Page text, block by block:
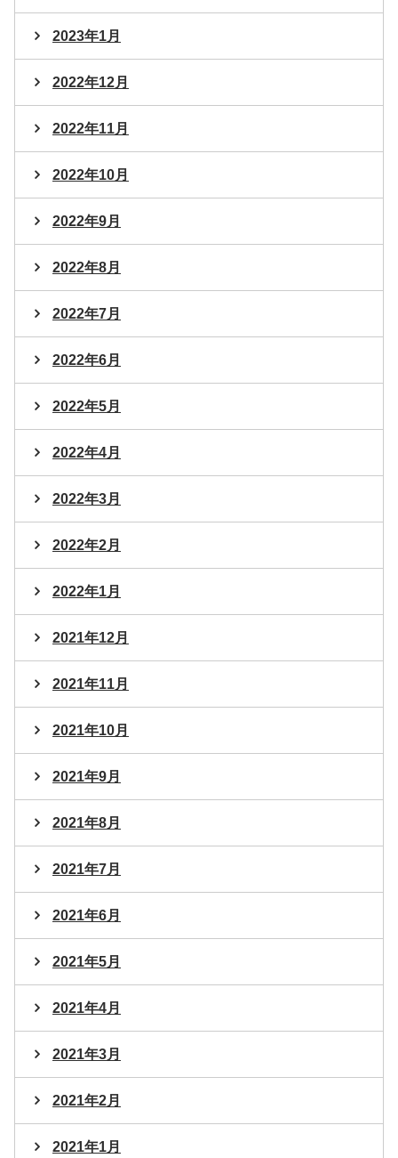
2023年1月
2022年12月
2022年11月
2022年10月
2022年9月
2022年8月
2022年7月
2022年6月
2022年5月
2022年4月
2022年3月
2022年2月
2022年1月
2021年12月
2021年11月
2021年10月
2021年9月
2021年8月
2021年7月
2021年6月
2021年5月
2021年4月
2021年3月
2021年2月
2021年1月